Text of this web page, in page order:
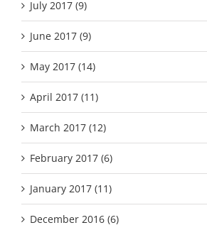
July 2017 (9)
June 2017 (9)
May 2017 (14)
April 2017 (11)
March 2017 (12)
February 2017 (6)
January 2017 (11)
December 2016 (6)